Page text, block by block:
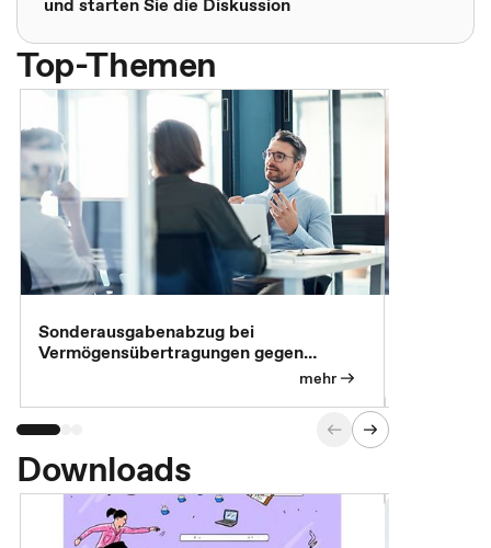
Top-Themen
Sonderausgabenabzug bei
Vermögensübertragungen gegen
mehr
Downloads